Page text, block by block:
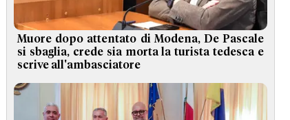
Muore dopo attentato di Modena, De Pascale
si sbaglia, crede sia morta la turista tedesca e
scrive all'ambasciatore